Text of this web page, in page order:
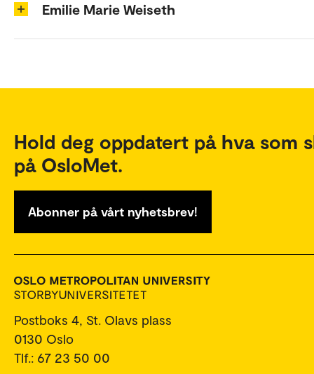
Emilie Marie Weiseth
Hold deg oppdatert på hva som
på OsloMet.
Abonner på vårt nyhetsbrev!
Postboks 4, St. Olavs plass
0130 Oslo
Tlf.: 67 23 50 00